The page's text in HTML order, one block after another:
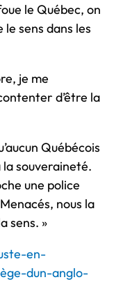
le Québec, on
le sens dans les
je me
d’être la
Québécois
souveraineté.
une police
nous la
sens. »
en-
dun-anglo-